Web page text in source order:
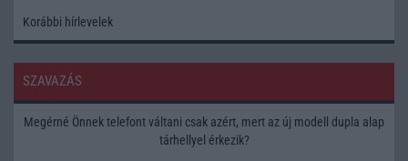
Korábbi hírlevelek
SZAVAZÁS
Megérné Önnek telefont váltani csak azért, mert az új modell dupla alap
tárhellyel érkezik?